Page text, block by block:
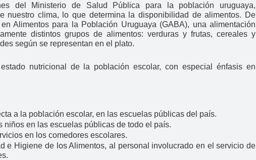
del Ministerio de Salud Pública para la población uruguaya,
nuestro clima, lo que determina la disponibilidad de alimentos. De
Alimentos para la Población Uruguaya (GABA), una alimentación
distintos grupos de alimentos: verduras y frutas, cereales y
según se representan en el plato.
nutricional de la población escolar, con especial énfasis en
a la población escolar, en las escuelas públicas del país.
en las escuelas públicas de todo el país.
en los comedores escolares.
e Higiene de los Alimentos, al personal involucrado en el servicio de